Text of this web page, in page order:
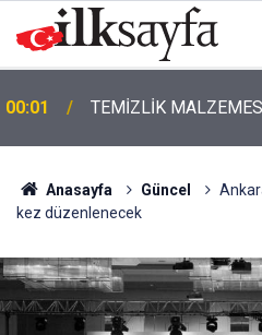
00:01 TEMİZLİK
Anasayfa Güncel
kez düzenlenecek